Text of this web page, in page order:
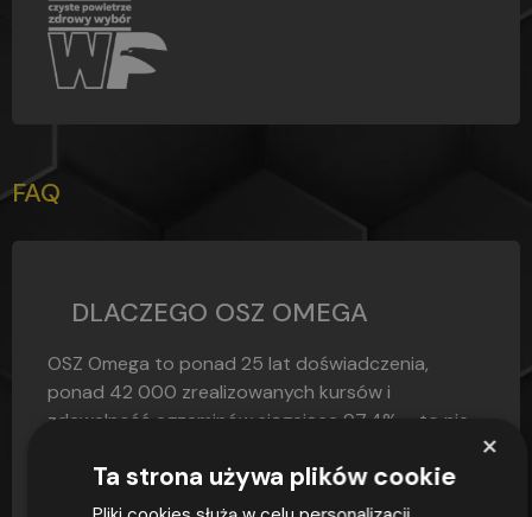
FAQ
DLACZEGO OSZ OMEGA
OSZ Omega to ponad 25 lat doświadczenia,
ponad 42 000 zrealizowanych kursów i
zdawalność egzaminów sięgająca 97,4% – to nie...
CZYTAJ
×
Ta strona używa plików cookie